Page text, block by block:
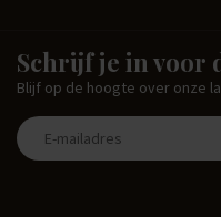
Schrijf je in voor
Blijf op de hoogte over onze